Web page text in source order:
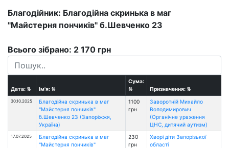
Благодійник: Благодійна скринька в маг
"Майстерня пончиків" б.Шевченко 23
Всього зібрано: 2 170 грн
Дата:⇅ Ім'я:⇅
Сума:
⇅
Призначення:⇅
30.10.2025
Благодійна скринька в маг
"Майстерня пончиків"
б.Шевченко 23 (Запоріжжя,
Україна)
1100
грн
Заворотній Михайло
Володимирович
(Органічне ураження
ЦНС, дитячий аутизм)
17.07.2025
Благодійна скринька в маг
"Майстерня пончиків"
230
грн
Хворі діти Запорізької
області